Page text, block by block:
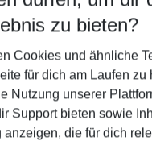
5-8 Nächte
Keine Kinder
Mehr Filter anzeigen
zu bieten?
Cookies und ähnliche
für dich am Laufen zu
Nutzung unserer
Support bieten sowie
anzeigen, die für dich